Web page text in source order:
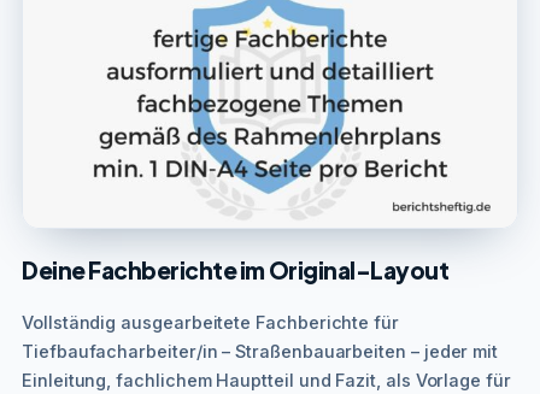
Deine Fachberichte im Original-Layout
Vollständig ausgearbeitete Fachberichte für
Tiefbaufacharbeiter/in – Straßenbauarbeiten – jeder mit
Einleitung, fachlichem Hauptteil und Fazit, als Vorlage für